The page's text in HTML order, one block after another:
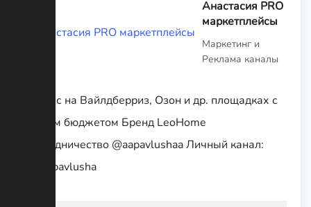
Анастасия PRO
маркетплейсы
Маркетинг и
Реклама каналы
Бизнес на Вайлдберриз, Озон и др. площадках с
любым бюджетом Бренд LeoHome
Сотрудничество @aapavlushaa Личный канал:
@anapavlusha